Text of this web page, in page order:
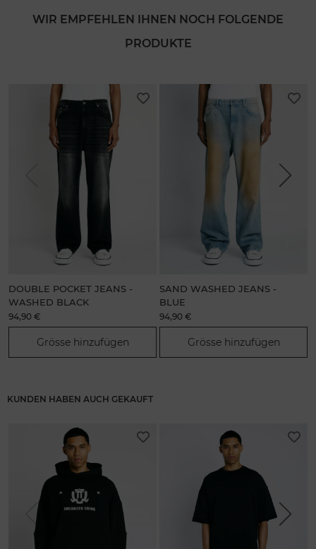
WIR EMPFEHLEN IHNEN NOCH FOLGENDE
PRODUKTE
DOUBLE POCKET JEANS -
WASHED BLACK
94,90 €
Grösse hinzufügen
SAND WASHED JEANS -
BLUE
94,90 €
Grösse hinzufügen
Next
KUNDEN HABEN AUCH GEKAUFT
Previous Next